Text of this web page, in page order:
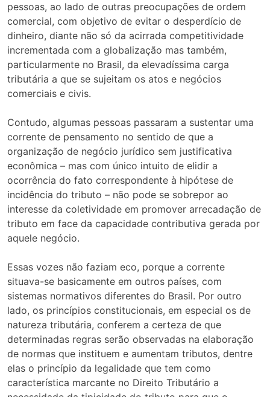
pessoas, ao lado de outras preocupações de ordem
comercial, com objetivo de evitar o desperdício de
dinheiro, diante não só da acirrada competitividade
incrementada com a globalização mas também,
particularmente no Brasil, da elevadíssima carga
tributária a que se sujeitam os atos e negócios
comerciais e civis.
Contudo, algumas pessoas passaram a sustentar uma
corrente de pensamento no sentido de que a
organização de negócio jurídico sem justificativa
econômica – mas com único intuito de elidir a
ocorrência do fato correspondente à hipótese de
incidência do tributo – não pode se sobrepor ao
interesse da coletividade em promover arrecadação de
tributo em face da capacidade contributiva gerada por
aquele negócio.
Essas vozes não faziam eco, porque a corrente
situava-se basicamente em outros países, com
sistemas normativos diferentes do Brasil. Por outro
lado, os princípios constitucionais, em especial os de
natureza tributária, conferem a certeza de que
determinadas regras serão observadas na elaboração
de normas que instituem e aumentam tributos, dentre
elas o princípio da legalidade que tem como
característica marcante no Direito Tributário a